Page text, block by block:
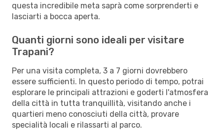
questa incredibile meta saprà come sorprenderti e
lasciarti a bocca aperta.
Quanti giorni sono ideali per visitare
Trapani?
Per una visita completa, 3 a 7 giorni dovrebbero
essere sufficienti. In questo periodo di tempo, potrai
esplorare le principali attrazioni e goderti l'atmosfera
della città in tutta tranquillità, visitando anche i
quartieri meno conosciuti della città, provare
specialità locali e rilassarti al parco.